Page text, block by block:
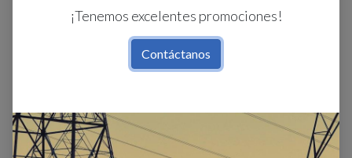
¡Tenemos excelentes promociones!
Contáctanos